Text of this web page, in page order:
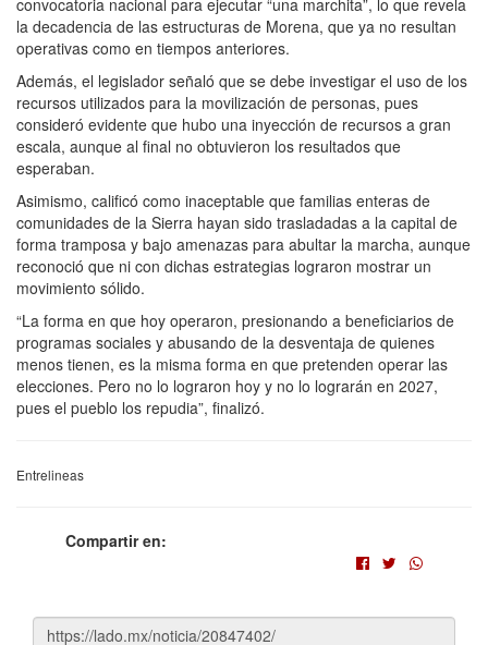
la decadencia de las estructuras de Morena, que ya no resultan
operativas como en tiempos anteriores.
Además, el legislador señaló que se debe investigar el uso de los
recursos utilizados para la movilización de personas, pues
consideró evidente que hubo una inyección de recursos a gran
escala, aunque al final no obtuvieron los resultados que
esperaban.
Asimismo, calificó como inaceptable que familias enteras de
comunidades de la Sierra hayan sido trasladadas a la capital de
forma tramposa y bajo amenazas para abultar la marcha, aunque
reconoció que ni con dichas estrategias lograron mostrar un
movimiento sólido.
“La forma en que hoy operaron, presionando a beneficiarios de
programas sociales y abusando de la desventaja de quienes
menos tienen, es la misma forma en que pretenden operar las
elecciones. Pero no lo lograron hoy y no lo lograrán en 2027,
pues el pueblo los repudia”, finalizó.
Entrelineas
Compartir en: